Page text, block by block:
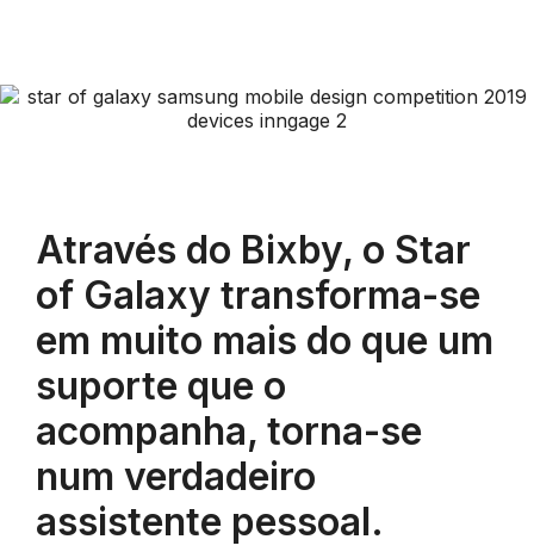
Através do Bixby, o Star
of Galaxy transforma-se
em muito mais do que um
suporte que o
acompanha, torna-se
num verdadeiro
assistente pessoal.